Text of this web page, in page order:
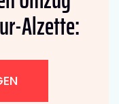
Alzette: